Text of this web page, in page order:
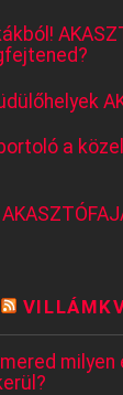
a
milyen